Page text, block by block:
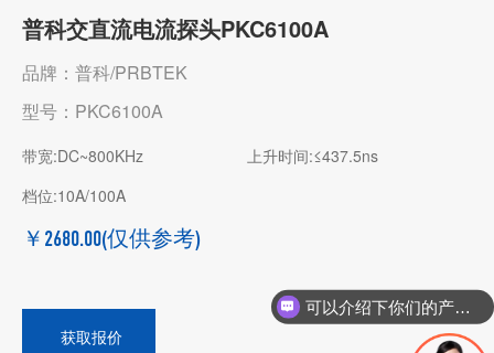
普科交直流电流探头PKC6100A
品牌：普科/PRBTEK
型号：PKC6100A
带宽:DC~800KHz
上升时间:≤437.5ns
档位:10A/100A
￥2680.00(仅供参考)
获取报价
可以介绍下你们的产品么？